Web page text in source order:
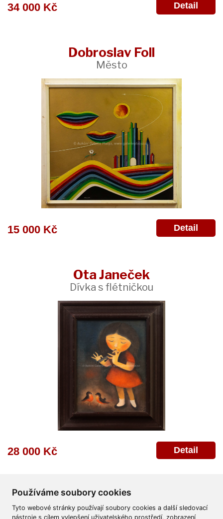
Používáme soubory cookies
Tyto webové stránky používají soubory cookies a další sledovací
nástroje s cílem vylepšení uživatelského prostředí, zobrazení
34 000 Kč Detail
Dobroslav Foll
Město
15 000 Kč Detail
Ota Janeček
Dívka s flétničkou
28 000 Kč Detail